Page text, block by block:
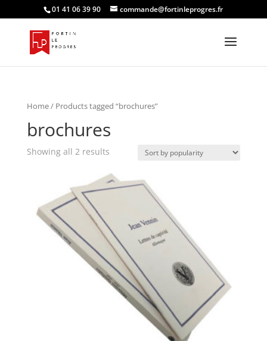
01 41 06 39 90 commande@fortinleprogres.fr
Home/ Products tagged “brochures”
brochures
Showing all 2 results